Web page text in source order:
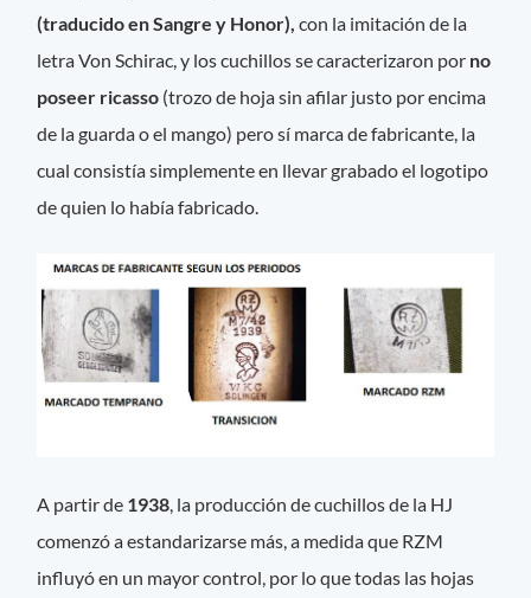
(traducido en Sangre y Honor),con la imitación de la
letra Von Schirac, y los cuchillos se caracterizaron por no
poseer ricasso (trozo de hoja sin afilar justo por encima
de la guarda o el mango) pero sí marca de fabricante, la
cual consistía simplemente en llevar grabado el logotipo
de quien lo había fabricado.
A partir de 1938, la producción de cuchillos de la HJ
comenzó a estandarizarse más, a medida que RZM
influyó en un mayor control, por lo que todas las hojas